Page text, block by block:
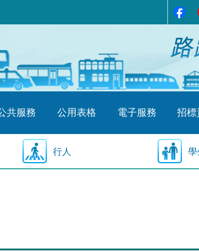
共服務 公用表格 電子服務 招
行人